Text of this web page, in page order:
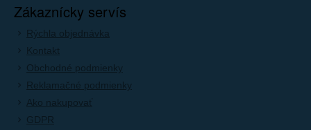
Zákaznícky servís
Rýchla objednávka
Kontakt
Obchodné podmienky
Reklamačné podmienky
Ako nakupovať
GDPR